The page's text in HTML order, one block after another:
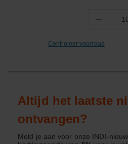
− Aantal
Controleer voorraad
Altijd het laatste
ontvangen?
Meld je aan voor onze INDI-